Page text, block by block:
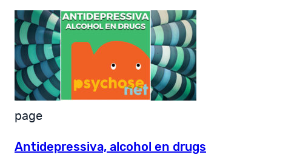
page
Antidepressiva, alcohol en drugs